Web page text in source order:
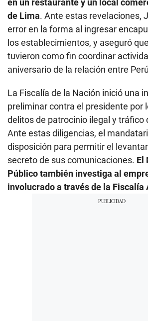
de Lima. Ante estas revelaciones,
error en la forma al ingresar
los establecimientos, y aseguró
tuvieron como fin coordinar
aniversario de la relación entre
La Fiscalía de la Nación inició una
preliminar contra el presidente por
delitos de patrocinio ilegal y tráfico
Ante estas diligencias, el
disposición para permitir el
secreto de sus comunicaciones. El
Público también investiga al
involucrado a través de la Fiscalía